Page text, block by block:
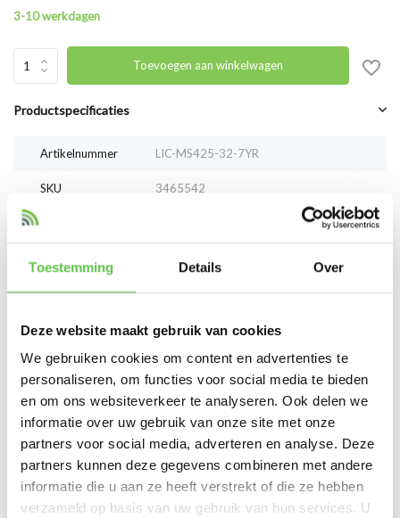
Toestemming Details Over
Deze website maakt gebruik van cookies
We gebruiken cookies om content en advertenties te
personaliseren, om functies voor social media te bieden
en om ons websiteverkeer te analyseren. Ook delen we
informatie over uw gebruik van onze site met onze
partners voor social media, adverteren en analyse. Deze
partners kunnen deze gegevens combineren met andere
informatie die u aan ze heeft verstrekt of die ze hebben
verzameld op basis van uw gebruik van hun services. U
3-10 werkdagen
Toevoegen aan winkelwagen
Productspecificaties
Artikelnummer LIC-MS425-32-7YR
SKU 3465542
Vergelijk Delen
Reviews
Based on 0 reviews
Er zijn nog geen reviews geschreven over dit product..